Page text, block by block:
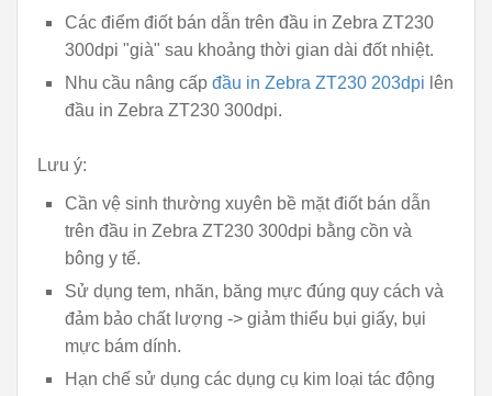
Các điểm điốt bán dẫn trên đầu in Zebra ZT230
300dpi "già" sau khoảng thời gian dài đốt nhiệt.
Nhu cầu nâng cấp đầu in Zebra ZT230 203dpi lên
đầu in Zebra ZT230 300dpi.
Lưu ý:
Cần vệ sinh thường xuyên bề mặt điốt bán dẫn
trên đầu in Zebra ZT230 300dpi bằng cồn và
bông y tế.
Sử dụng tem, nhãn, băng mực đúng quy cách và
đảm bảo chất lượng -> giảm thiểu bụi giấy, bụi
mực bám dính.
Hạn chế sử dụng các dụng cụ kim loại tác động